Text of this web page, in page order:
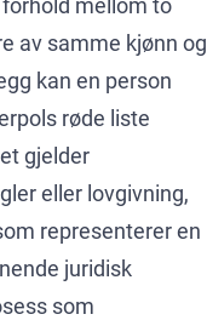
mellom to
av samme kjønn og
kan en person
røde liste
gjelder
eller lovgivning,
representerer en
juridisk
som